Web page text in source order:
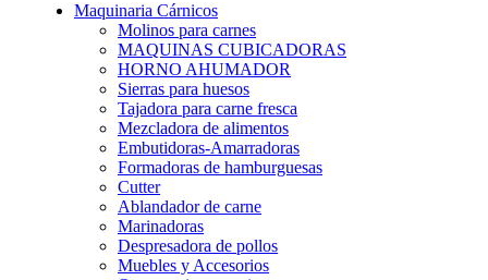
Maquinaria Cárnicos
Molinos para carnes
MAQUINAS CUBICADORAS
HORNO AHUMADOR
Sierras para huesos
Tajadora para carne fresca
Mezcladora de alimentos
Embutidoras-Amarradoras
Formadoras de hamburguesas
Cutter
Ablandador de carne
Marinadoras
Despresadora de pollos
Muebles y Accesorios